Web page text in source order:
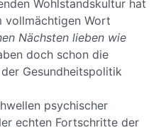
Wohlstandskultur hat
vollmächtigen Wort
Nächsten lieben wie
doch schon die
Gesundheitspolitik
psychischer
echten Fortschritte der